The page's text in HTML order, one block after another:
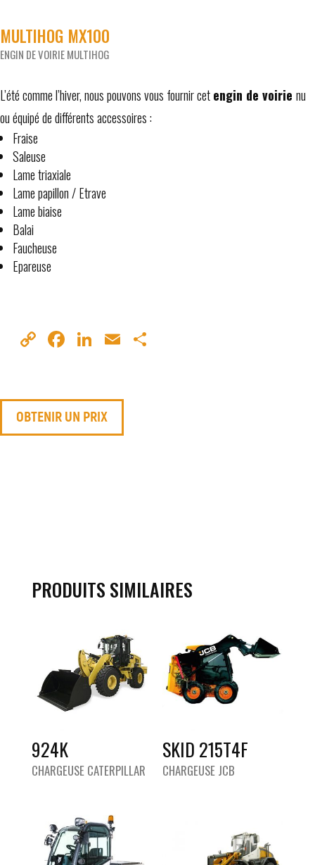
MULTIHOG MX100
ENGIN DE VOIRIE MULTIHOG
L’été comme l’hiver, nous pouvons vous fournir cetengin de voirie nu
ou équipé de différents accessoires :
Fraise
Saleuse
Lame triaxiale
Lame papillon / Etrave
Lame biaise
Balai
Faucheuse
Epareuse
Co
nk
Fa
ok
Li
In
OBTENIR UN PRIX
PRODUITS SIMILAIRES
924K
CHARGEUSE CATERPILLAR
SKID 215T4F
CHARGEUSE JCB